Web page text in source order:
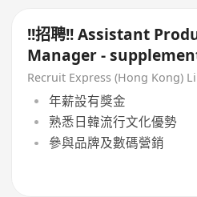
!!招聘!! Assistant
Manager -
充品 / 健康食品
Recruit Express (Hong Kong)
年薪設有獎金
熟悉日韓流行文化優勢
參與品牌及數碼營銷